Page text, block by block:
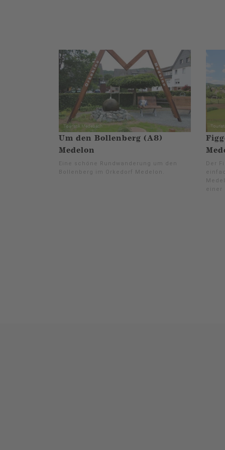
Um den Bollenberg (A8)
Medelon
Eine schöne Rundwanderung um den
Bollenberg im Orkedorf Medelon.
Der
einer